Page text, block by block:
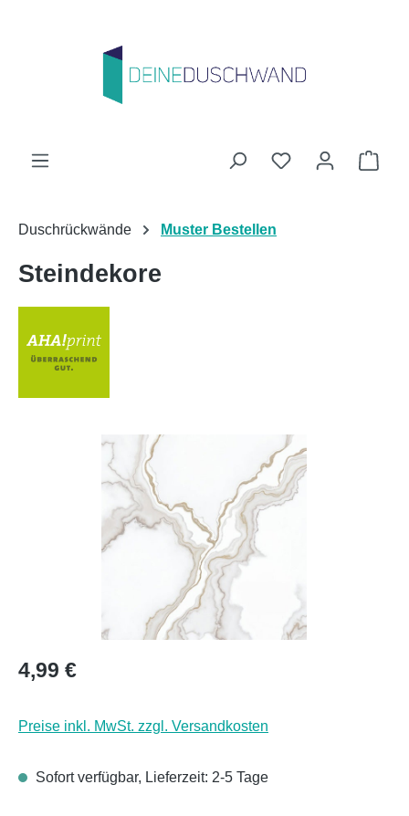
Du hast 0
Duschrückwände Muster Bestellen
Steindekore
Regulärer Preis:
4,99 €
Preise inkl. MwSt. zzgl. Versandkosten
Sofort verfügbar, Lieferzeit: 2-5 Tage